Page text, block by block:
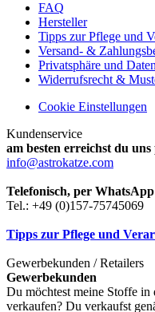
FAQ
Hersteller
Tipps zur Pflege und
Versand- &
Privatsphäre und
Widerrufsrecht &
Cookie Einstellungen
Kundenservice
am besten erreichst du
info@astrokatze.com
Telefonisch, per
Tel.: +49 (0)157-75745069
Tipps zur Pflege und
Gewerbekunden / Retailers
Gewerbekunden
Du möchtest meine Stoffe
verkaufen? Du verkaufst